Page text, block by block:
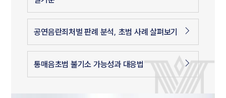
공연음란죄처벌 판례 분석, 초범 사례 살펴보기
통매음초범 불기소 가능성과 대응법